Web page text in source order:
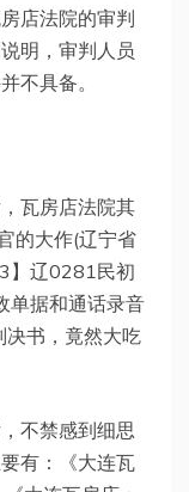
店法院的审判
明，审判人员
不具备。
瓦房店法院其
的大作(辽宁省
】辽0281民初
单据和通话录音
决书，竟然大吃
不禁感到细思
有：《大连瓦